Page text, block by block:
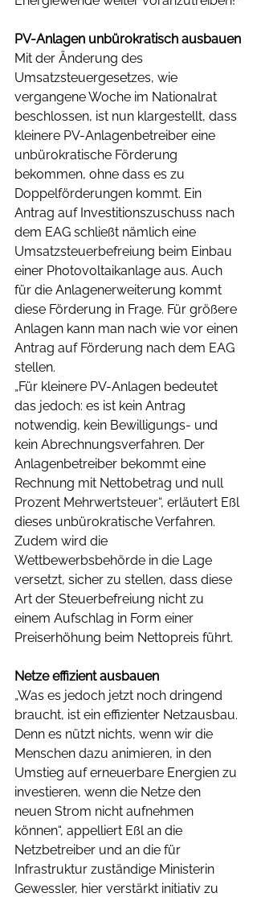
PV-Anlagen unbürokratisch ausbauen
Mit der Änderung des
Umsatzsteuergesetzes, wie
vergangene Woche im Nationalrat
beschlossen, ist nun klargestellt, dass
kleinere PV-Anlagenbetreiber eine
unbürokratische Förderung
bekommen, ohne dass es zu
Doppelförderungen kommt. Ein
Antrag auf Investitionszuschuss nach
dem EAG schließt nämlich eine
Umsatzsteuerbefreiung beim Einbau
einer Photovoltaikanlage aus. Auch
für die Anlagenerweiterung kommt
diese Förderung in Frage. Für größere
Anlagen kann man nach wie vor einen
Antrag auf Förderung nach dem EAG
stellen.
„Für kleinere PV-Anlagen bedeutet
das jedoch: es ist kein Antrag
notwendig, kein Bewilligungs- und
kein Abrechnungsverfahren. Der
Anlagenbetreiber bekommt eine
Rechnung mit Nettobetrag und null
Prozent Mehrwertsteuer“, erläutert Eßl
dieses unbürokratische Verfahren.
Zudem wird die
Wettbewerbsbehörde in die Lage
versetzt, sicher zu stellen, dass diese
Art der Steuerbefreiung nicht zu
einem Aufschlag in Form einer
Preiserhöhung beim Nettopreis führt.
Netze effizient ausbauen
„Was es jedoch jetzt noch dringend
braucht, ist ein effizienter Netzausbau.
Denn es nützt nichts, wenn wir die
Menschen dazu animieren, in den
Umstieg auf erneuerbare Energien zu
investieren, wenn die Netze den
neuen Strom nicht aufnehmen
können“, appelliert Eßl an die
Netzbetreiber und an die für
Infrastruktur zuständige Ministerin
Gewessler, hier verstärkt initiativ zu